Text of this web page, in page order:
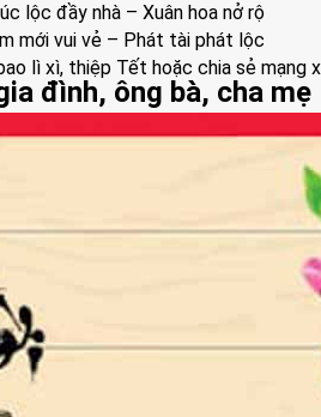
lộc đầy nhà – Xuân hoa nở rộ
mới vui vẻ – Phát tài phát lộc
lì xì, thiệp Tết hoặc chia sẻ
đình, ông bà, cha mẹ